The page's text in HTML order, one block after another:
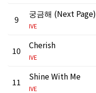
9 궁금해 (Next Page)
IVE
10 Cherish
IVE
11 Shine With Me
IVE